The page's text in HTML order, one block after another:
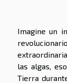
Imagine un
las algas,
Tierra